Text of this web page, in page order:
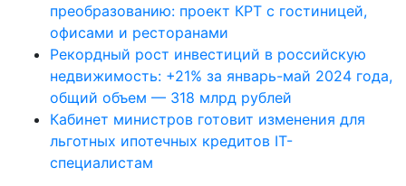
преобразованию: проект КРТ с гостиницей,
офисами и ресторанами
Рекордный рост инвестиций в российскую
недвижимость: +21% за январь-май 2024 года,
общий объем — 318 млрд рублей
Кабинет министров готовит изменения для
льготных ипотечных кредитов IT-
специалистам